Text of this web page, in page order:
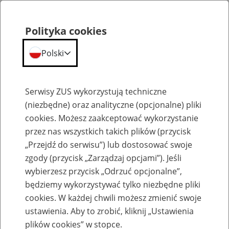
Emerytury
Baza zlikwidowanych lub
przekształconych zakładów pracy
Polityka cookies
Polski
Serwisy ZUS wykorzystują techniczne
(niezbędne) oraz analityczne (opcjonalne) pliki
cookies. Możesz zaakceptować wykorzystanie
przez nas wszystkich takich plików (przycisk
„Przejdź do serwisu”) lub dostosować swoje
zgody (przycisk „Zarządzaj opcjami”). Jeśli
wybierzesz przycisk „Odrzuć opcjonalne”,
będziemy wykorzystywać tylko niezbędne pliki
cookies. W każdej chwili możesz zmienić swoje
ustawienia. Aby to zrobić, kliknij „Ustawienia
plików cookies” w stopce.